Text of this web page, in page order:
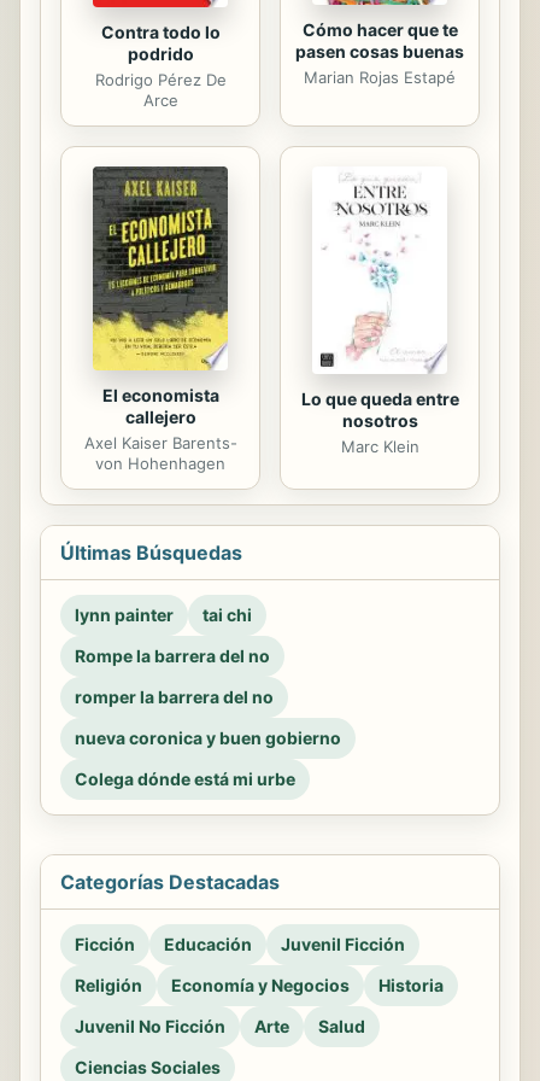
Contra todo lo
podrido
Rodrigo Pérez De
Arce
Cómo hacer que te
pasen cosas buenas
Marian Rojas Estapé
El economista
callejero
Axel Kaiser Barents-
von Hohenhagen
Lo que queda entre
nosotros
Marc Klein
Últimas Búsquedas
lynn painter
tai chi
Rompe la barrera del no
romper la barrera del no
nueva coronica y buen gobierno
Colega dónde está mi urbe
Categorías Destacadas
Ficción Educación
Juvenil Ficción
Religión
Economía y Negocios
Historia
Juvenil No Ficción
Arte
Salud
Ciencias Sociales